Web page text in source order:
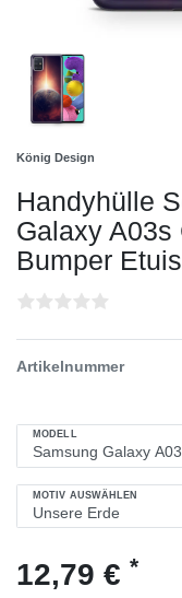
König Design
Handyhülle
Galaxy A03s
Bumper
Artikelnummer
MODELL
MOTIV AUSWÄHLEN
12,79 € *